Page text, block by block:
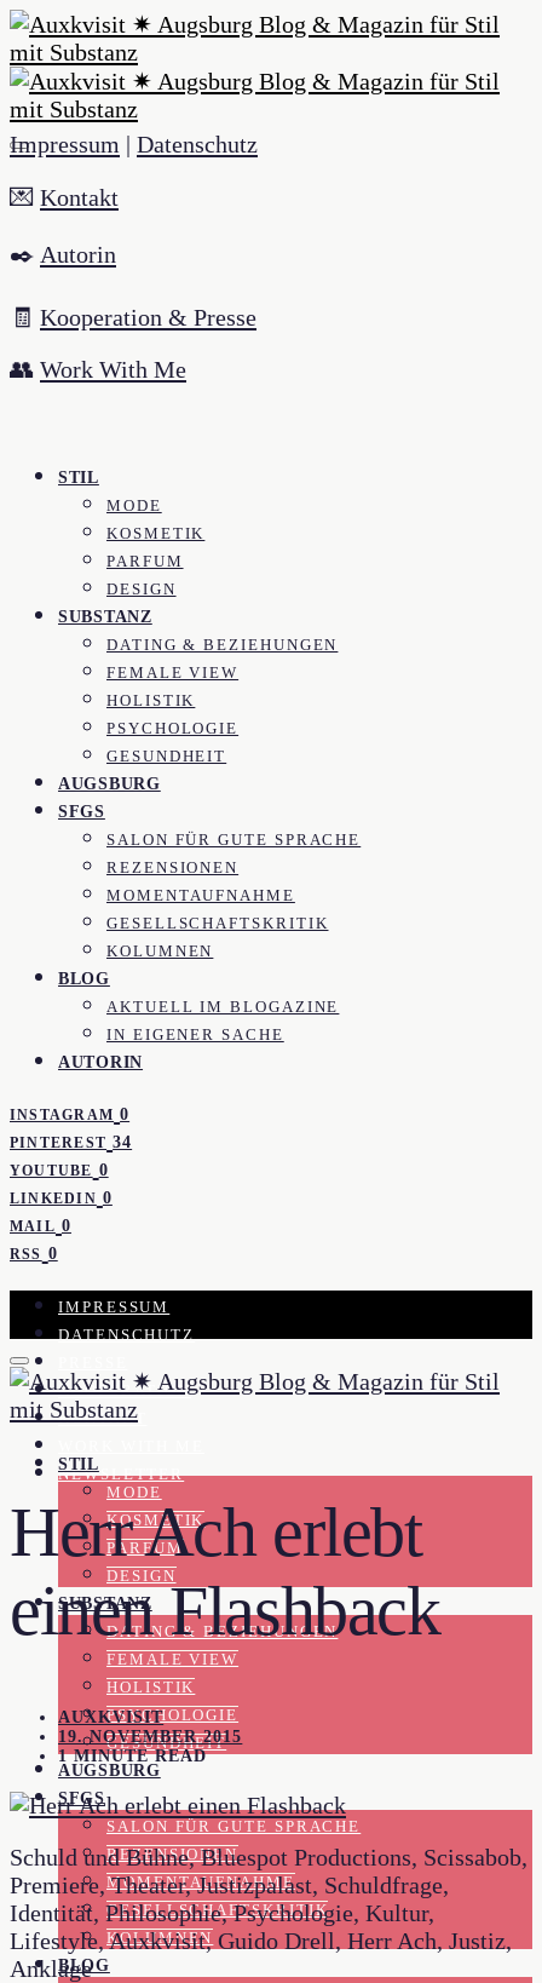
Impressum | Datenschutz
💌 Kontakt
✒️ Autorin
🧾 Kooperation & Presse
👥 Work With Me
STIL
MODE
KOSMETIK
PARFUM
DESIGN
SUBSTANZ
DATING & BEZIEHUNGEN
FEMALE VIEW
HOLISTIK
PSYCHOLOGIE
GESUNDHEIT
AUGSBURG
SFGS
SALON FÜR GUTE SPRACHE
REZENSIONEN
MOMENTAUFNAHME
GESELLSCHAFTSKRITIK
KOLUMNEN
BLOG
AKTUELL IM BLOGAZINE
IN EIGENER SACHE
AUTORIN
INSTAGRAM 0
PINTEREST 34
YOUTUBE 0
LINKEDIN 0
MAIL 0
RSS 0
IMPRESSUM
DATENSCHUTZ
KOOPERATION
KONTAKT
NEWSLETTER
STIL
MODE
KOSMETIK
PARFUM
DESIGN
SUBSTANZ
DATING & BEZIEHUNGEN
FEMALE VIEW
HOLISTIK
PSYCHOLOGIE
GESUNDHEIT
AUGSBURG
SFGS
SALON FÜR GUTE SPRACHE
REZENSIONEN
MOMENTAUFNAHME
GESELLSCHAFTSKRITIK
KOLUMNEN
BLOG
Herr Ach erlebt
einen Flashback
AUXKVISIT
19. NOVEMBER 2015
1 MINUTE READ
Schuld und Bühne, Bluespot Productions, Scissabob,
Premiere, Theater, Justizpalast, Schuldfrage,
Identität, Philosophie, Psychologie, Kultur,
Lifestyle, Auxkvisit, Guido Drell, Herr Ach, Justiz,
Anklage